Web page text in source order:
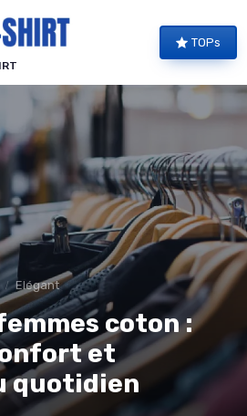
TOPs
Elégant
coton :
et
quotidien